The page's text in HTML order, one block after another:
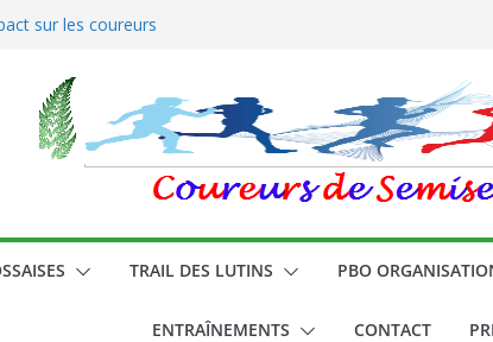
sur les coureurs
TRAIL DES LUTINS PBO
ENTRAÎNEMENTS CONTACT